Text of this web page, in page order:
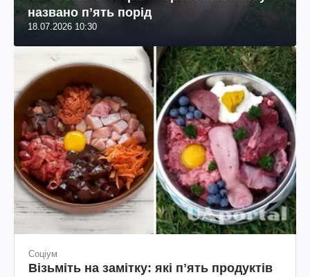
названо пʼять порід
18.07.2026 10:30
Соціум
Візьміть на замітку: які пʼять продуктів